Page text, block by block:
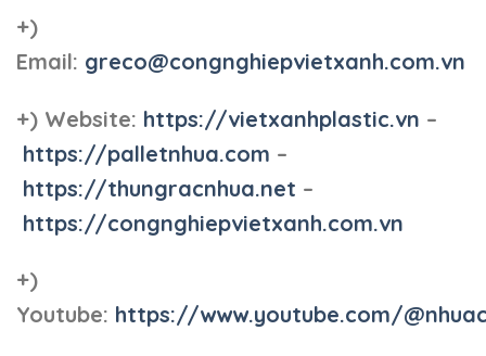
+)
Email: greco@congnghiepvietxanh.com.vn
+) Website: https://vietxanhplastic.vn –
https://palletnhua.com –
https://thungracnhua.net –
https://congnghiepvietxanh.com.vn
+)
Youtube: https://www.youtube.com/